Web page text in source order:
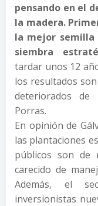
pensando en el
la madera.
la mejor semilla
siembra
tardar unos 12
los resultados
deteriorados de
Porras.
En opinión de
las plantaciones
públicos son de
carecido de
Además, el
inversionistas